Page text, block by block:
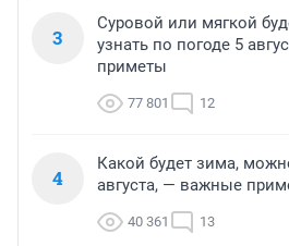
3
Суровой или мягкой
узнать по погоде 5
приметы
77 801 12
4
Какой будет зима,
августа, — важные
40 361 13